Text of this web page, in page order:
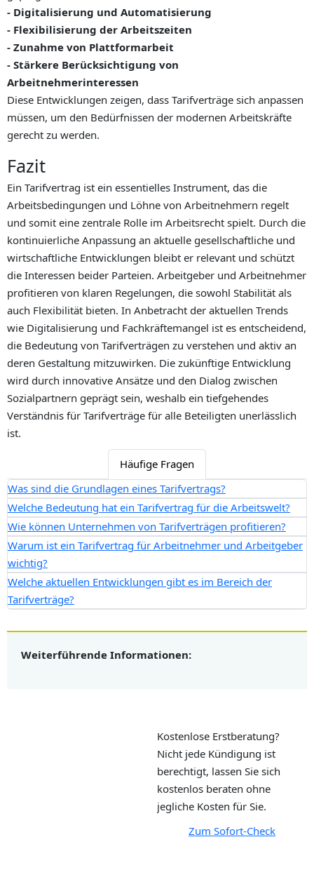
- Digitalisierung und Automatisierung
- Flexibilisierung der Arbeitszeiten
- Zunahme von Plattformarbeit
- Stärkere Berücksichtigung von
Arbeitnehmerinteressen
Diese Entwicklungen zeigen, dass Tarifverträge sich anpassen
müssen, um den Bedürfnissen der modernen Arbeitskräfte
gerecht zu werden.
Fazit
Ein Tarifvertrag ist ein essentielles Instrument, das die
Arbeitsbedingungen und Löhne von Arbeitnehmern regelt
und somit eine zentrale Rolle im Arbeitsrecht spielt. Durch die
kontinuierliche Anpassung an aktuelle gesellschaftliche und
wirtschaftliche Entwicklungen bleibt er relevant und schützt
die Interessen beider Parteien. Arbeitgeber und Arbeitnehmer
profitieren von klaren Regelungen, die sowohl Stabilität als
auch Flexibilität bieten. In Anbetracht der aktuellen Trends
wie Digitalisierung und Fachkräftemangel ist es entscheidend,
die Bedeutung von Tarifverträgen zu verstehen und aktiv an
deren Gestaltung mitzuwirken. Die zukünftige Entwicklung
wird durch innovative Ansätze und den Dialog zwischen
Sozialpartnern geprägt sein, weshalb ein tiefgehendes
Verständnis für Tarifverträge für alle Beteiligten unerlässlich
ist.
Häufige Fragen
Was sind die Grundlagen eines Tarifvertrags?
Welche Bedeutung hat ein Tarifvertrag für die Arbeitswelt?
Wie können Unternehmen von Tarifverträgen profitieren?
Warum ist ein Tarifvertrag für Arbeitnehmer und Arbeitgeber
wichtig?
Welche aktuellen Entwicklungen gibt es im Bereich der
Tarifverträge?
Weiterführende Informationen:
Kostenlose Erstberatung?
Nicht jede Kündigung ist
berechtigt, lassen Sie sich
kostenlos beraten ohne
jegliche Kosten für Sie.
Zum Sofort-Check